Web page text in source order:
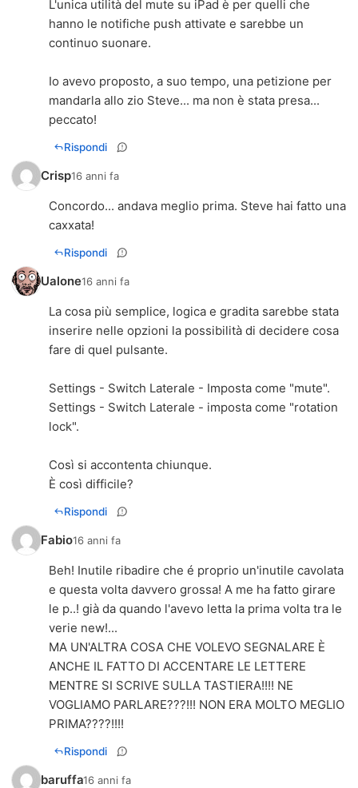
L'unica utilità del mute su iPad è per quelli che
hanno le notifiche push attivate e sarebbe un
continuo suonare.
Io avevo proposto, a suo tempo, una petizione per
mandarla allo zio Steve... ma non è stata presa...
peccato!
Rispondi
Crisp16 anni fa
Concordo... andava meglio prima. Steve hai fatto una
caxxata!
Rispondi
Ualone16 anni fa
La cosa più semplice, logica e gradita sarebbe stata
inserire nelle opzioni la possibilità di decidere cosa
fare di quel pulsante.
Settings - Switch Laterale - Imposta come "mute".
Settings - Switch Laterale - imposta come "rotation
lock".
Così si accontenta chiunque.
È così difficile?
Rispondi
Fabio16 anni fa
Beh! Inutile ribadire che é proprio un'inutile cavolata
e questa volta davvero grossa! A me ha fatto girare
le p..! già da quando l'avevo letta la prima volta tra le
verie new!...
MA UN'ALTRA COSA CHE VOLEVO SEGNALARE È
ANCHE IL FATTO DI ACCENTARE LE LETTERE
MENTRE SI SCRIVE SULLA TASTIERA!!!! NE
VOGLIAMO PARLARE???!!! NON ERA MOLTO MEGLIO
PRIMA????!!!!
Rispondi
baruffa16 anni fa